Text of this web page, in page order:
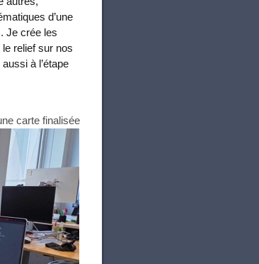
d’une
Je crée les
relief sur nos
à l’étape
carte finalisée